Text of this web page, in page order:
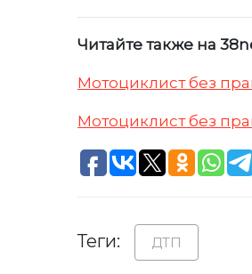
Читайте также на
Мотоциклист без
Мотоциклист без
Теги: ДТП